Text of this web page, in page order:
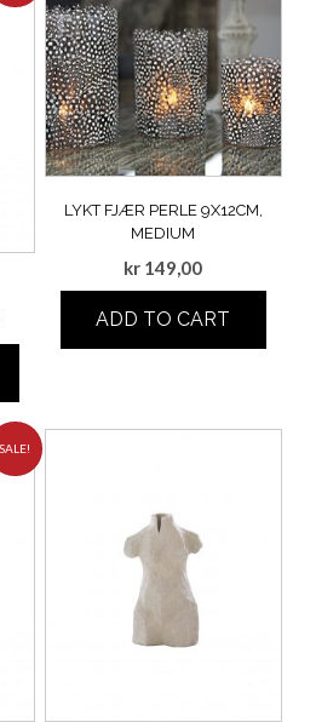
LYKT FJÆR PERLE 9X12CM,
MEDIUM
kr 149,00
ADD TO CART
SALE!